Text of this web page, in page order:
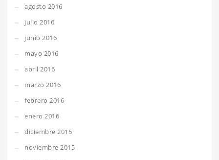
agosto 2016
julio 2016
junio 2016
mayo 2016
abril 2016
marzo 2016
febrero 2016
enero 2016
diciembre 2015
noviembre 2015